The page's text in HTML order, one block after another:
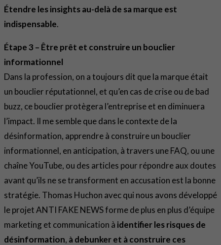
Étendre les insights au-delà de sa marque est
indispensable.
Étape 3 – Être prêt et construire un bouclier
informationnel
Dans la profession, on a toujours dit que la marque était
un bouclier réputationnel, et qu’en cas de crise ou de bad
buzz, ce bouclier protègera l’entreprise et en diminuera
l’impact. Il me semble que dans le contexte de la
désinformation, apprendre à construire un bouclier
informationnel, en anticipation, à travers une FAQ, ou une
chaîne YouTube, ou des articles pour répondre aux doutes
avant qu’ils ne se transforment en accusation est la bonne
stratégie. Thomas Huchon avec qui nous avons développé
le projet ANTI FAKE NEWS forme de plus en plus d’équipe
marketing et communication à identifier les risques de
désinformation, à debunker et à construire ces